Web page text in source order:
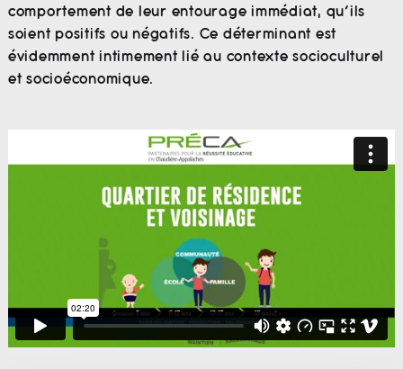
comportement de leur entourage immédiat, qu’ils
soient positifs ou négatifs. Ce déterminant est
évidemment intimement lié au contexte socioculturel
et socioéconomique.